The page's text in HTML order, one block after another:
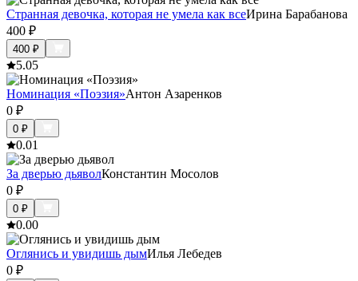
Странная девочка, которая не умела как всеИрина Барабанова
400 ₽
400 ₽
5.05
Номинация «Поэзия»Антон Азаренков
0 ₽
0 ₽
0.01
За дверью дьяволКонстантин Мосолов
0 ₽
0 ₽
0.00
Оглянись и увидишь дымИлья Лебедев
0 ₽